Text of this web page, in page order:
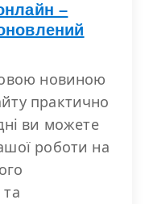
–
новиною
практично
ви можете
роботи на